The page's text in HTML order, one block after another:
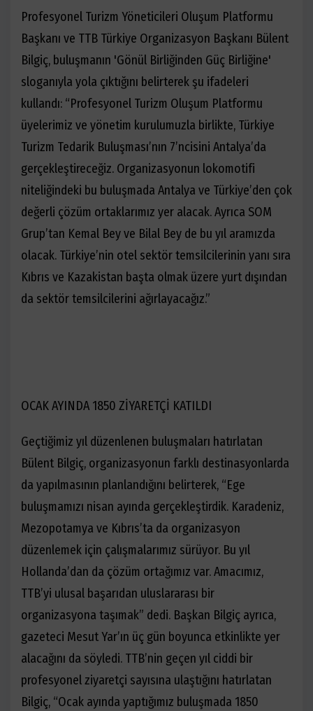
Profesyonel Turizm Yöneticileri Oluşum Platformu
Başkanı ve TTB Türkiye Organizasyon Başkanı Bülent
Bilgiç, buluşmanın 'Gönül Birliğinden Güç Birliğine'
sloganıyla yola çıktığını belirterek şu ifadeleri
kullandı: “Profesyonel Turizm Oluşum Platformu
üyelerimiz ve yönetim kurulumuzla birlikte, Türkiye
Turizm Tedarik Buluşması’nın 7’ncisini Antalya’da
gerçekleştireceğiz. Organizasyonun lokomotifi
niteliğindeki bu buluşmada Antalya ve Türkiye’den çok
değerli çözüm ortaklarımız yer alacak. Ayrıca SOM
Grup’tan Kemal Bey ve Bilal Bey de bu yıl aramızda
olacak. Türkiye’nin otel sektör temsilcilerinin yanı sıra
Kıbrıs ve Kazakistan başta olmak üzere yurt dışından
da sektör temsilcilerini ağırlayacağız.”
OCAK AYINDA 1850 ZİYARETÇİ KATILDI
Geçtiğimiz yıl düzenlenen buluşmaları hatırlatan
Bülent Bilgiç, organizasyonun farklı destinasyonlarda
da yapılmasının planlandığını belirterek, “Ege
buluşmamızı nisan ayında gerçekleştirdik. Karadeniz,
Mezopotamya ve Kıbrıs’ta da organizasyon
düzenlemek için çalışmalarımız sürüyor. Bu yıl
Hollanda’dan da çözüm ortağımız var. Amacımız,
TTB’yi ulusal başarıdan uluslararası bir
organizasyona taşımak” dedi. Başkan Bilgiç ayrıca,
gazeteci Mesut Yar’ın üç gün boyunca etkinlikte yer
alacağını da söyledi. TTB’nin geçen yıl ciddi bir
profesyonel ziyaretçi sayısına ulaştığını hatırlatan
Bilgiç, “Ocak ayında yaptığımız buluşmada 1850